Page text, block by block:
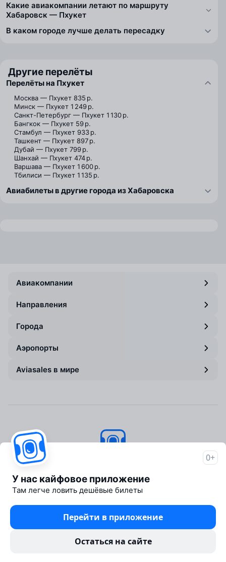
Какие авиакомпании летают по маршруту
Хабаровск — Пхукет
В каком городе лучше делать пересадку
Другие перелёты
Перелёты на Пхукет
Москва — Пхукет 835 р.
Минск — Пхукет 1 249 р.
Санкт-Петербург — Пхукет 1 130 р.
Бангкок — Пхукет 59 р.
Стамбул — Пхукет 933 р.
Ташкент — Пхукет 897 р.
Дубай — Пхукет 799 р.
Шанхай — Пхукет 474 р.
Варшава — Пхукет 1 600 р.
Тбилиси — Пхукет 1 135 р.
Авиабилеты в другие города из Хабаровска
Авиакомпании
Направления
Города
Аэропорты
Aviasales в мире
Об Авиасейлс
Пресс‑центр
Travelpayouts
Партнёрская программа
0+
У нас кайфовое приложение
Там легче ловить дешёвые билеты
Перейти в приложение
Остаться на сайте